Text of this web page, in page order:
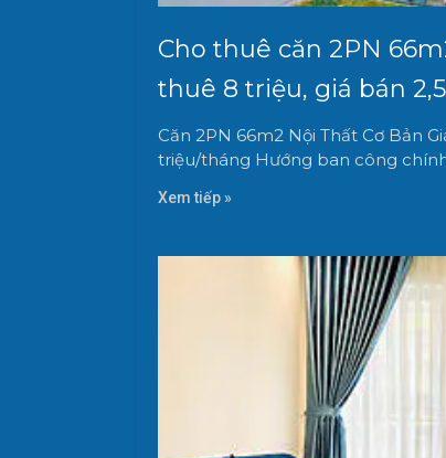
Cho thuê căn 2PN
thuê 8 triệu, giá bán
Căn 2PN 66m2 Nội Thất Cơ Bản
triệu/tháng Hướng ban công
Xem tiếp »